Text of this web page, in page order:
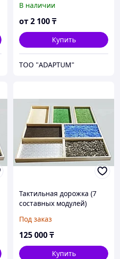
В наличии
от2 100₸
Купить
ТОО "ADAPTUM"
Тактильная дорожка (7
составных модулей)
Под заказ
125 000₸
Купить